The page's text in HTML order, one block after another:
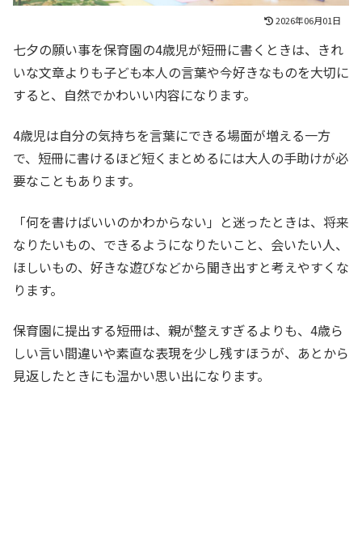
2026年06月01日
七夕の願い事を保育園の4歳児が短冊に書くときは、きれ
いな文章よりも子ども本人の言葉や今好きなものを大切に
すると、自然でかわいい内容になります。
4歳児は自分の気持ちを言葉にできる場面が増える一方
で、短冊に書けるほど短くまとめるには大人の手助けが必
要なこともあります。
「何を書けばいいのかわからない」と迷ったときは、将来
なりたいもの、できるようになりたいこと、会いたい人、
ほしいもの、好きな遊びなどから聞き出すと考えやすくな
ります。
保育園に提出する短冊は、親が整えすぎるよりも、4歳ら
しい言い間違いや素直な表現を少し残すほうが、あとから
見返したときにも温かい思い出になります。